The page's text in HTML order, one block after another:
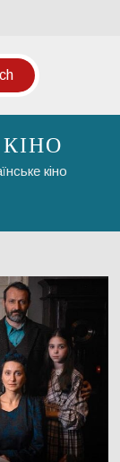
кіно